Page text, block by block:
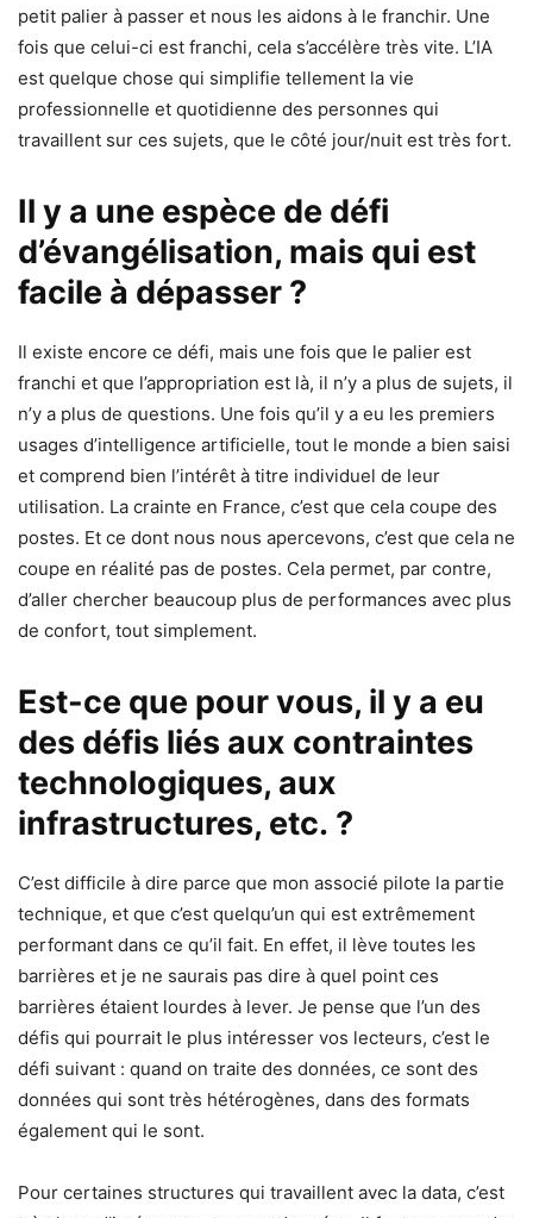
petit palier à passer et nous les aidons à le franchir. Une
fois que celui-ci est franchi, cela s’accélère très vite. L’IA
est quelque chose qui simplifie tellement la vie
professionnelle et quotidienne des personnes qui
travaillent sur ces sujets, que le côté jour/nuit est très fort.
Il y a une espèce de défi
d’évangélisation, mais qui est
facile à dépasser ?
Il existe encore ce défi, mais une fois que le palier est
franchi et que l’appropriation est là, il n’y a plus de sujets, il
n’y a plus de questions. Une fois qu’il y a eu les premiers
usages d’intelligence artificielle, tout le monde a bien saisi
et comprend bien l’intérêt à titre individuel de leur
utilisation. La crainte en France, c’est que cela coupe des
postes. Et ce dont nous nous apercevons, c’est que cela ne
coupe en réalité pas de postes. Cela permet, par contre,
d’aller chercher beaucoup plus de performances avec plus
de confort, tout simplement.
Est-ce que pour vous, il y a eu
des défis liés aux contraintes
technologiques, aux
infrastructures, etc. ?
C’est difficile à dire parce que mon associé pilote la partie
technique, et que c’est quelqu’un qui est extrêmement
performant dans ce qu’il fait. En effet, il lève toutes les
barrières et je ne saurais pas dire à quel point ces
barrières étaient lourdes à lever. Je pense que l’un des
défis qui pourrait le plus intéresser vos lecteurs, c’est le
défi suivant : quand on traite des données, ce sont des
données qui sont très hétérogènes, dans des formats
également qui le sont.
Pour certaines structures qui travaillent avec la data, c’est